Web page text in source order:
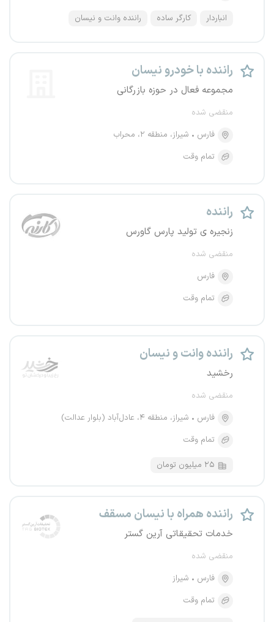
انباردار کارگر ساده راننده وانت و نیسان
راننده با خودرو نیسان
مجموعه فعال در حوزه بازرگانی
منقضی شده
فارس
شیراز، منطقه ۲، محراب
تمام وقت
راننده
زنجیره ی تولید پارس گاورس
منقضی شده
فارس
تمام وقت
راننده وانت و نیسان
رخشید
منقضی شده
فارس
شیراز، منطقه ۴، عادل‌آباد (بلوار عدالت)
تمام وقت
۲۵ میلیون تومان
راننده همراه با نیسان مسقف
خدمات تحقیقاتی آرین گستر
منقضی شده
فارس
شیراز
تمام وقت